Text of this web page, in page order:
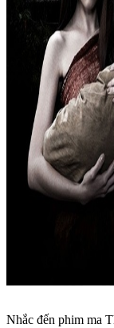
Nhắc đến phim ma